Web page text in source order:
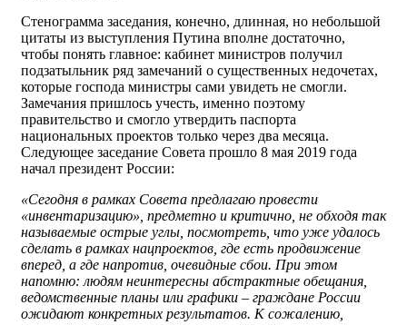
Стенограмма заседания, конечно, длинная, но небольшой
цитаты из выступления Путина вполне достаточно,
чтобы понять главное: кабинет министров получил
подзатыльник ряд замечаний о существенных недочетах,
которые господа министры сами увидеть не смогли.
Замечания пришлось учесть, именно поэтому
правительство и смогло утвердить паспорта
национальных проектов только через два месяца.
Следующее заседание Совета прошло 8 мая 2019 года
начал президент России:
«Сегодня в рамках Совета предлагаю провести
«инвентаризацию», предметно и критично, не обходя так
называемые острые углы, посмотреть, что уже удалось
сделать в рамках нацпроектов, где есть продвижение
вперед, а где напротив, очевидные сбои. При этом
напомню: людям неинтересны абстрактные обещания,
ведомственные планы или графики – граждане России
ожидают конкретных результатов. К сожалению,